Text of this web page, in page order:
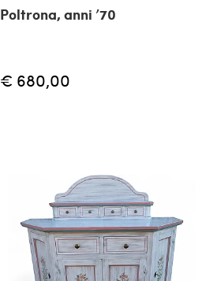
Poltrona, anni ’70
€ 680,00